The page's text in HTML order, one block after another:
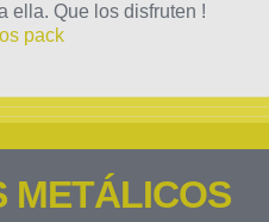
ella. Que los disfruten !
pack
METÁLICOS